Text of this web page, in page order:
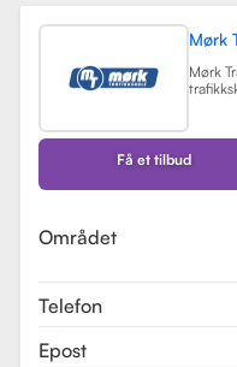
Mørk
Mørk
på
med
Få et tilbud
Området
Telefon
Epost